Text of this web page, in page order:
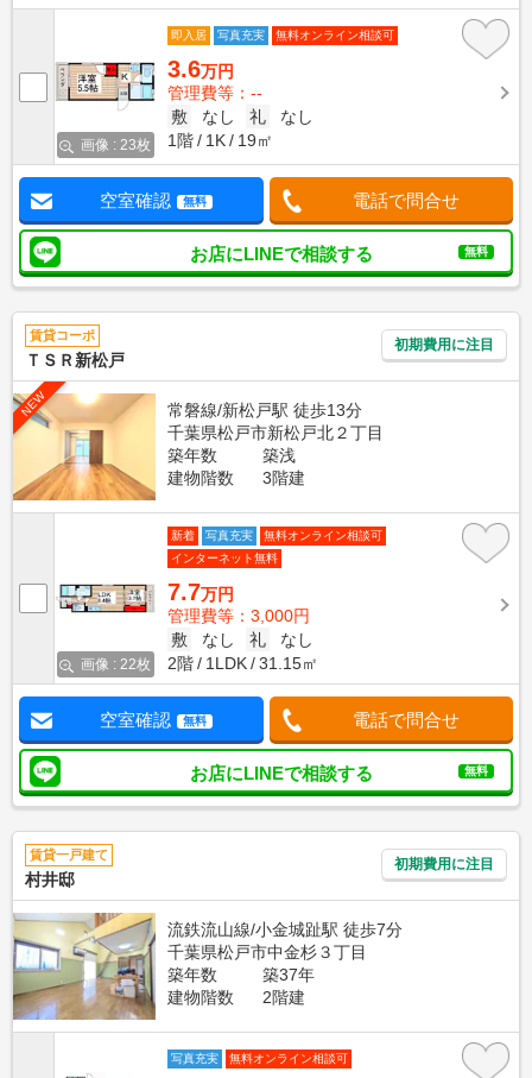
画像 : 23枚
即入居 写真充実 無料オンライン相談可
3.6万円
管理費等：--
敷
なし 礼
なし
1階
1K 19㎡
空室確認 無料 電話で問合せ
お店にLINEで相談する 無料
賃貸コーポ
ＴＳＲ新松戸
初期費用に注目
NEW
常磐線/新松戸駅 徒歩13分
千葉県松戸市新松戸北２丁目
築年数
築浅
建物階数
3階建
画像 : 22枚
新着 写真充実
無料オンライン相談可
インターネット無料
7.7万円
管理費等：3,000円
敷
なし 礼
なし
2階
1LDK 31.15㎡
空室確認 無料 電話で問合せ
お店にLINEで相談する 無料
賃貸一戸建て
村井邸
初期費用に注目
流鉄流山線/小金城趾駅 徒歩7分
千葉県松戸市中金杉３丁目
築年数
築37年
建物階数
2階建
写真充実 無料オンライン相談可